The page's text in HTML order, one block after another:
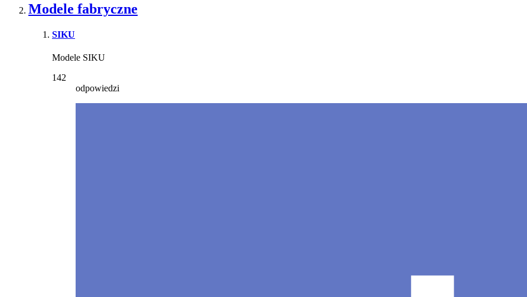
Modele fabryczne
SIKU
Modele SIKU
142
odpowiedzi